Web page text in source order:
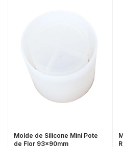
Molde de Silicone Mini Pote
de Flor 93x90mm